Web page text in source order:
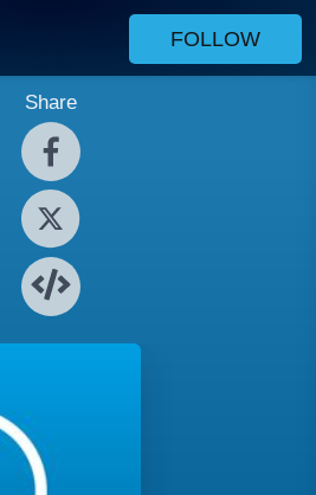
FOLLOW
Share